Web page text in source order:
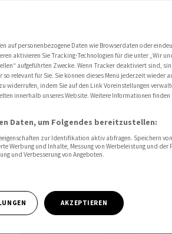
auf personenbezogene Daten wie Browserdaten oder
aktivieren Sie Tracking-Technologien für die unter „Wir
aufgeführten Zwecke. Wenn Tracker deaktiviert sind,
relevant für Sie. Sie können dieses Menü jederzeit wieder
widerrufen, indem Sie auf den Link Voreinstellungen
innerhalb unseres Website. Weitere Informationen finden
Daten, um Folgendes bereitzustellen:
zur Identifikation aktiv abfragen. Speichern
Werbung und Inhalte, Messung von Werbeleistung und der
und Verbesserung von Angeboten.
AKZEPTIEREN